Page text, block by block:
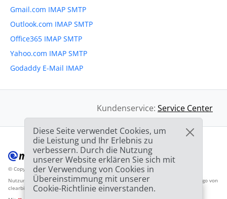
Gmail.com IMAP SMTP
Outlook.com IMAP SMTP
Office365 IMAP SMTP
Yahoo.com IMAP SMTP
Godaddy E-Mail IMAP
Kundenservice: Service Center
© Copyright 2012-2026 Mailbird™Alle Rechte vorbehalten.
Nutzungsbedingunen Datenschutzbestimmungen Inhaltsverzeichnis
Anbieter-Logo von
clearbit.com
Diese Seite verwendet Cookies, um
die Leistung und Ihr Erlebnis zu
verbessern. Durch die Nutzung
unserer Website erklären Sie sich mit
der Verwendung von Cookies in
Übereinstimmung mit unserer
Cookie-Richtlinie einverstanden.
🎉SPEZIAL ANGEBOT: